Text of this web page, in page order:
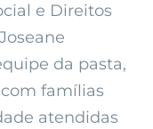
e Direitos
da pasta,
famílias
atendidas